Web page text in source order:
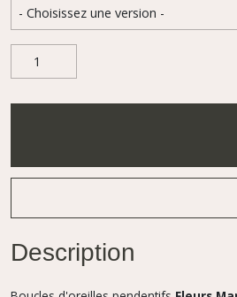
Description